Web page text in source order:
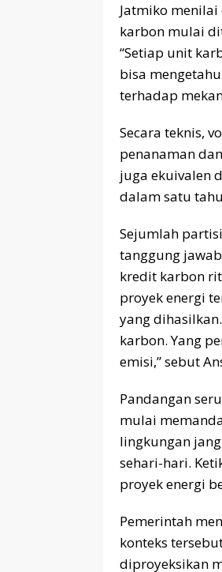
Jatmiko
karbon mulai
“Setiap unit
bisa
terhadap
Secara teknis,
penanaman
juga ekuivalen
dalam satu
Sejumlah
tanggung
kredit karbon
proyek energi
yang
karbon. Yang
emisi,” sebut
Pandangan
mulai
lingkungan
sehari-hari.
proyek energi
Pemerintah
konteks
diproyeksikan